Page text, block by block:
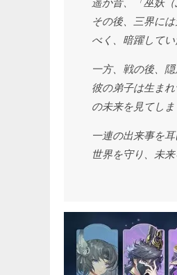
その後、三界に
べく、暗躍してい
一方、戦の後、
彼の弟子は生ま
の未来を見てしま
一連の出来事を
世界を守り、未